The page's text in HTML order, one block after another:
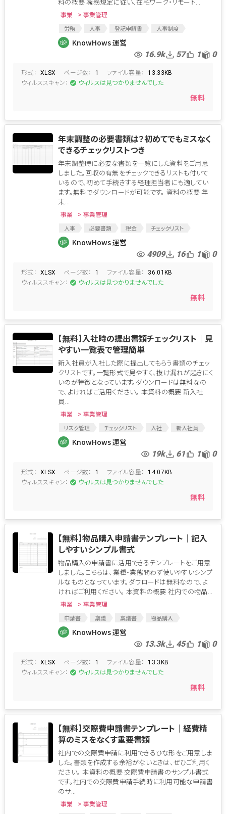
事業 > 事業管理
労務 人事 登記申請書
人事制度
在宅ワーク
総務
KnowHows 運営
16.9k 57 1 0
形式： XLSX ページ数： 1 ファイル容量： 13.33KB
ウィルススキャン： ウィルスは見つかりませんでした
無料
年末調整の必要書類は？初めてでもミスなく
できるチェックリストつき
年末調整時に必要な書類を一覧にした資料をご用意
しました。回収の有無をチェックできるリストも付いて
いるので、初めて手続きする経理担当者にも適してい
ます。無料でダウンロードが可能です。 資料の概要 年
末...
事業 > 事業管理
人事 必要書類 税金
チェックリスト
年末調整KnowHows 運営
4909 16 1 0
形式： XLSX ページ数： 1 ファイル容量： 36.01KB
ウィルススキャン： ウィルスは見つかりませんでした
無料
【無料】入社時の提出書類チェックリスト│見
やすい一覧表で管理簡単
新入社員が入社した際に提出してもらう書類のチェッ
クリストです。一覧形式で見やすく、抜け漏れが起きにく
いのが特徴となっています。ダウンロードは無料なの
で、よければご活用ください。 本資料の概要 新入社
員...
事業 > 事業管理
リスク管理 チェックリスト 入社
新入社員
入社時
受領書類
KnowHows 運営
19k 61 1 0
形式： XLSX ページ数： 1 ファイル容量： 14.07KB
ウィルススキャン： ウィルスは見つかりませんでした
無料
【無料】物品購入申請書テンプレート│記入
しやすいシンプル書式
物品購入の申請書に活用できるテンプレートをご用意
しました。こちらは、業種・業態問わず使いやすいシンプ
ルなものとなっています。ダウロードは無料なので、よ
ければご利用ください。 本資料の概要 社内での物品...
事業 > 事業管理
申請書 稟議 稟議書
物品購入
物品購入申請書
購入申請書
KnowHows 運営
13.3k 45 1 0
形式： XLSX ページ数： 1 ファイル容量： 13.3KB
ウィルススキャン： ウィルスは見つかりませんでした
無料
【無料】交際費申請書テンプレート│経費精
算のミスをなくす重要書類
社内での交際費申請に利用できるひな形をご用意しま
した。書類を作成する余裕がないときは、ぜひご利用く
ださい。 本資料の概要 交際費申請書のサンプル書式
です。社内での交際費申請手続時に利用可能な申請書
のサ...
事業 > 事業管理